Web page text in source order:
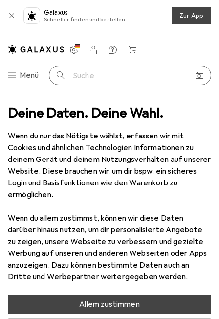
Deine Daten. Deine Wahl.
Wenn du nur das Nötigste wählst, erfassen wir mit
Cookies und ähnlichen Technologien Informationen zu
deinem Gerät und deinem Nutzungsverhalten auf unserer
Website. Diese brauchen wir, um dir bspw. ein sicheres
Login und Basisfunktionen wie den Warenkorb zu
ermöglichen.
Wenn du allem zustimmst, können wir diese Daten
darüber hinaus nutzen, um dir personalisierte Angebote
zu zeigen, unsere Webseite zu verbessern und gezielte
Werbung auf unseren und anderen Webseiten oder Apps
anzuzeigen. Dazu können bestimmte Daten auch an
Dritte und Werbepartner weitergegeben werden.
Allem zustimmen
Galaxus
Schneller finden und bestellen Zur App
Navigation nach Kategorien
Menü Suche
Einstellungen
Kundenkonto
Vergleichslisten
Merklisten
Warenkorb
Tablet Schutzfolie Dipos Displayschutzfolie Antireflex
5 Bilder
DiposDisplayschutzfolie Antireflex
Preis in EUR inkl. MwSt.
EUR
10,–
158
Bewertungen Marke
Mehr von Dipos
Mo, 10.8. geliefert
Mehr als 10 Stück an Lager beim Drittanbieter